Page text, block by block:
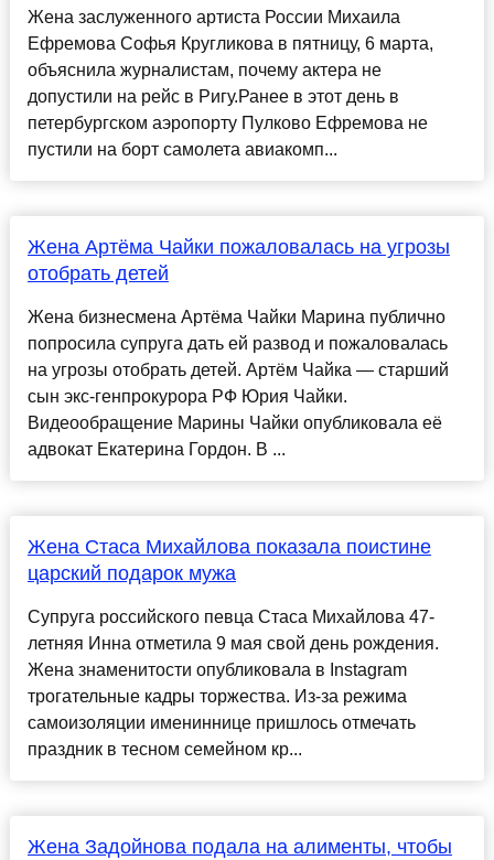
Жена заслуженного артиста России Михаила
Ефремова Софья Кругликова в пятницу, 6 марта,
объяснила журналистам, почему актера не
допустили на рейс в Ригу.Ранее в этот день в
петербургском аэропорту Пулково Ефремова не
пустили на борт самолета авиакомп...
Жена Артёма Чайки пожаловалась на угрозы
отобрать детей
Жена бизнесмена Артёма Чайки Марина публично
попросила супруга дать ей развод и пожаловалась
на угрозы отобрать детей. Артём Чайка — старший
сын экс-генпрокурора РФ Юрия Чайки.
Видеообращение Марины Чайки опубликовала её
адвокат Екатерина Гордон. В ...
Жена Стаса Михайлова показала поистине
царский подарок мужа
Супруга российского певца Стаса Михайлова 47-
летняя Инна отметила 9 мая свой день рождения.
Жена знаменитости опубликовала в Instagram
трогательные кадры торжества. Из-за режима
самоизоляции имениннице пришлось отмечать
праздник в тесном семейном кр...
Жена Задойнова подала на алименты, чтобы